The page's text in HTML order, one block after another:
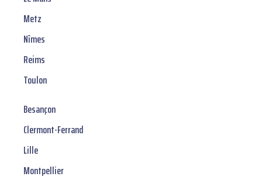
Metz
Nîmes
Reims
Toulon
Besançon
Clermont-Ferrand
Lille
Montpellier